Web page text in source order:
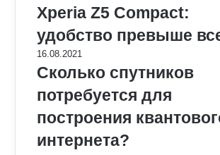
Xperia Z5 Compact:
удобство превыше
16.08.2021
Сколько спутников
потребуется для
построения
интернета?